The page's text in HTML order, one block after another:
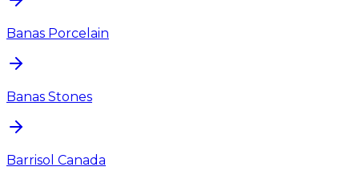
Banas Porcelain
Banas Stones
Barrisol Canada